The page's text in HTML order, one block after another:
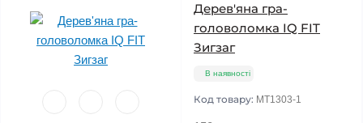
Дерев'яна гра-
головоломка IQ FIT
Зигзаг
В наявності
Код товару: MT1303-1